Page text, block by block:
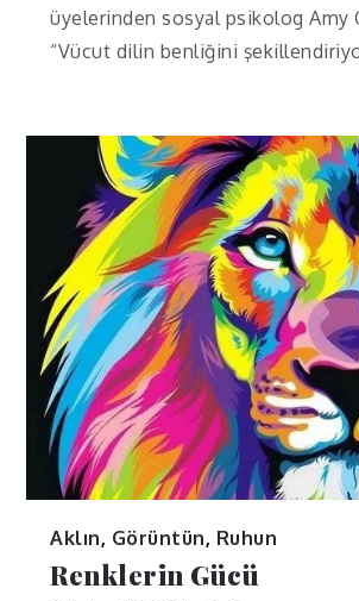
üyelerinden sosyal psikolog Amy
“Vücut dilin benliğini
Aklın, Görüntün, Ruhun
Renklerin Gücü